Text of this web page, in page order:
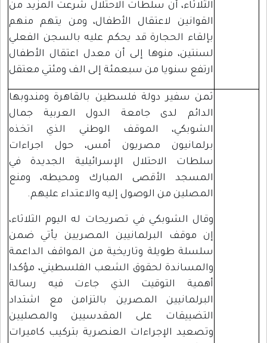
الثلاثاء، أن سلطات الاحتلال شرعت المزيد من
القوانين لاعتقال الأطفال، ومن يتهم منهم
بإلقاء الحجارة قد يحكم عليه بالسجن الفعلي
لسنتين، منوها إلى أن معدل اعتقال الأطفال
ارتفع سنويا من سبعمئة إلى الف ومئتي معتقل
ثمن سفير دولة فلسطين بالقاهرة ومندوبها
الدائم لدى جامعة الدول العربية جمال
الشوبكي، الموقف الوطني الذي اتخذه
برلمانيون مصريون أمس، حول اجراءات
سلطات الاحتلال الإسرائيلية الجديدة في
المسجد الأقصى المبارك ومحيطه، ومنع
المصلين من الوصول إليه والاعتداء عليهم.
وقال الشوبكي في تصريحات له اليوم الثلاثاء،
إن موقف البرلمانيين المصريين يأتي ضمن
سلسلة طويلة وتاريخية من المواقف الداعمة
والمساندة لحقوق الشعب الفلسطيني، مؤكدا
أهمية التوقيت الذي جاءت فيه رسالة
البرلمانيين المصرين بالتزامن مع اشتداد
التضييقات على المقدسيين والمصليين
وتصعيد الإجراءات العنصرية بتركيب كاميرات